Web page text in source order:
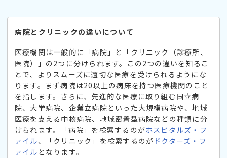
病院とクリニックの違いについて
医療機関は一般的に「病院」と「クリニック（診療所、
医院）」の2つに分けられます。この2つの違いを知るこ
とで、よりスムーズに適切な医療を受けられるようにな
ります。まず病院は20以上の病床を持つ医療機関のこと
を指します。さらに、先進的な医療に取り組む国立病
院、大学病院、企業立病院といった大規模病院や、地域
医療を支える中核病院、地域密着型病院などの種類に分
けられます。「病院」を検索するのがホスピタルズ・フ
ァイル、「クリニック」を検索するのが ドクターズ・フ
ァイル となります。